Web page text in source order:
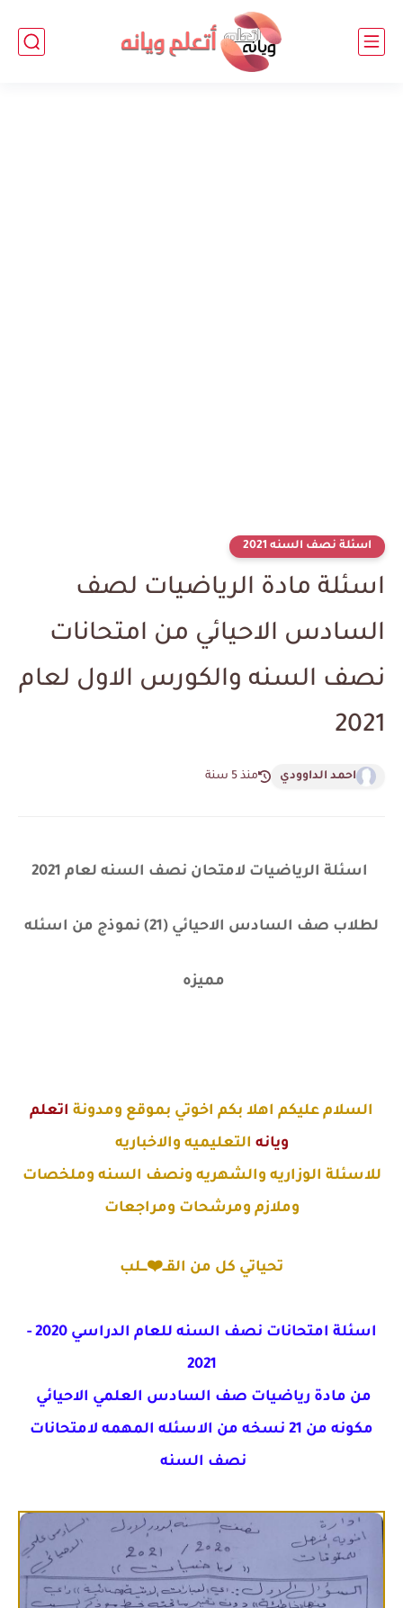
اسئلة نصف السنه 2021
اسئلة مادة الرياضيات لصف
السادس الاحيائي من امتحانات
نصف السنه والكورس الاول لعام
2021
احمد الداوودي منذ 5 سنة
اسئلة الرياضيات لامتحان نصف السنه لعام 2021
لطلاب صف السادس الاحيائي (21) نموذج من اسئله
مميزه
السلام عليكم اهلا بكم اخوتي بموقع ومدونة اتعلم
ويانه التعليميه والاخباريه
للاسئلة الوزاريه والشهريه ونصف السنه وملخصات
وملازم ومرشحات ومراجعات
تحياتي كل من القــ❤️ـــلب
اسئلة امتحانات نصف السنه للعام الدراسي 2020 -
2021
من مادة رياضيات صف السادس العلمي الاحيائي
مكونه من 21 نسخه من الاسئله المهمه لامتحانات
نصف السنه